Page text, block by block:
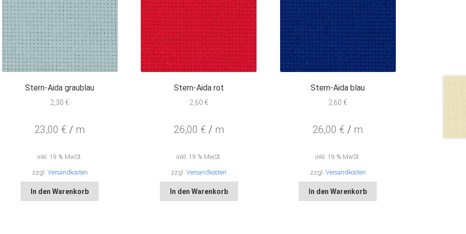
Stern-Aida graublau
2,30 €
23,00 € / m
inkl. 19 % MwSt.
zzgl. Versandkosten
In den Warenkorb
Stern-Aida rot
2,60 €
26,00 € / m
inkl. 19 % MwSt.
zzgl.Versandkosten
In den Warenkorb
Stern-Aida blau
2,60 €
26,00 € / m
inkl. 19 % MwSt.
zzgl. Versandkosten
In den Warenkorb